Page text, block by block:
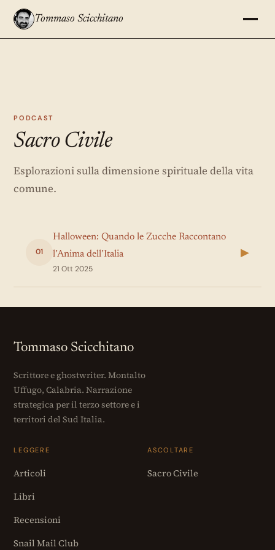
Tommaso Scicchitano
PODCAST
Sacro Civile
Esplorazioni sulla dimensione spirituale della vita
comune.
01
Halloween: Quando le Zucche Raccontano
l’Anima dell’Italia
21 Ott 2025
▶
Tommaso Scicchitano
Scrittore e ghostwriter. Montalto
Uffugo, Calabria. Narrazione
strategica per il terzo settore e i
territori del Sud Italia.
LEGGERE
Articoli
Libri
Recensioni
Snail Mail Club
ASCOLTARE
Sacro Civile